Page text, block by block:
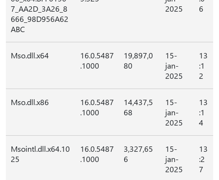
7_AA2D_3A26_8
666_98D956A62
ABC
2025
6
Mso.dll.x64
16.0.5487
.1000
19,897,0
80
15-
jan-
2025
13
:1
2
Mso.dll.x86
16.0.5487
.1000
14,437,5
68
15-
jan-
2025
13
:1
4
Msointl.dll.x64.10
25
16.0.5487
.1000
3,327,65
6
15-
jan-
2025
13
:2
7